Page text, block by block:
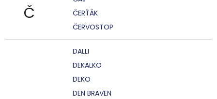
Č
ČERŤÁK
ČERVOSTOP
DALLI
DEKALKO
DEKO
DEN BRAVEN